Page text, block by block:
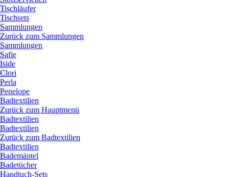
Tischläufer
Tischsets
Sammlungen
Zurück zum Sammlungen
Sammlungen
Safie
Iside
Clori
Perla
Penelope
Badtextilien
Zurück zum Hauptmenü
Badtextilien
Badtextilien
Zurück zum Badtextilien
Badtextilien
Bademäntel
Badetücher
Handtuch-Sets